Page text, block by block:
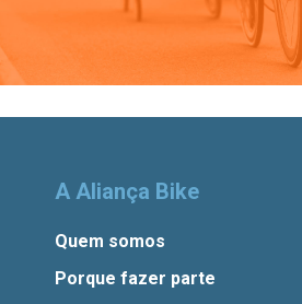
A Aliança Bike
Quem somos
Porque fazer parte